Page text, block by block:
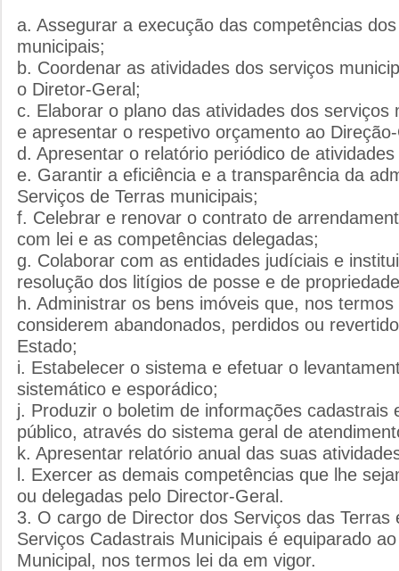
a. Assegurar a execução das competências
municipais;
b. Coordenar as atividades dos serviços
o Diretor-Geral;
c. Elaborar o plano das atividades dos serviços
e apresentar o respetivo orçamento ao
d. Apresentar o relatório periódico de
e. Garantir a eficiência e a transparência da
Serviços de Terras municipais;
f. Celebrar e renovar o contrato de
com lei e as competências delegadas;
g. Colaborar com as entidades judíciais e
resolução dos litígios de posse e de
h. Administrar os bens imóveis que, nos termos
considerem abandonados, perdidos ou
Estado;
i. Estabelecer o sistema e efetuar o
sistemático e esporádico;
j. Produzir o boletim de informações cadastrais
público, através do sistema geral de
k. Apresentar relatório anual das suas
l. Exercer as demais competências que lhe
ou delegadas pelo Director-Geral.
3. O cargo de Director dos Serviços das Terras
Serviços Cadastrais Municipais é equiparado
Municipal, nos termos lei da em vigor.